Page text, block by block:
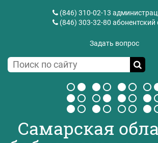
(846) 310-02-13
(846) 303-32-80 абонентский
Задать вопрос
Самарская